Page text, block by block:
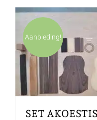
Aanbieding!
SET